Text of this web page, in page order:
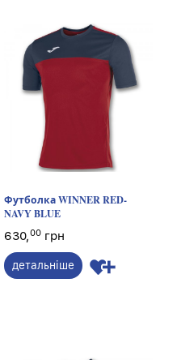
Футболка WINNER RED-
NAVY BLUE
630,00 грн
детальніше